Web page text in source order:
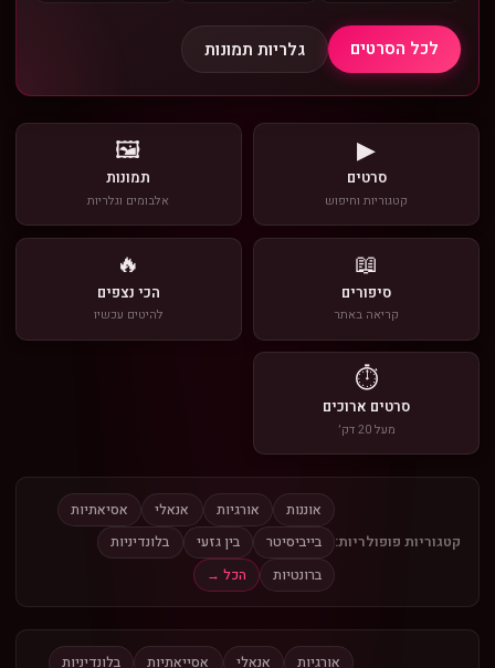
לכל הסרטים גלריות תמונות
▶
סרטים
קטגוריות וחיפוש
🖼
תמונות
אלבומים וגלריות
📖
סיפורים
קריאה באתר
🔥
הכי נצפים
להיטים עכשיו
⏱
סרטים ארוכים
מעל 20 דק׳
קטגוריות פופולריות:
אוננות אורגיות אנאלי
אסיאתיות
בייביסיטר
בין גזעי
בלונדיניות
ברונטיות
הכל →
אורגיות אנאלי אסייאתיות
בלונדיניות